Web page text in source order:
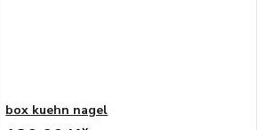
box kuehn nagel